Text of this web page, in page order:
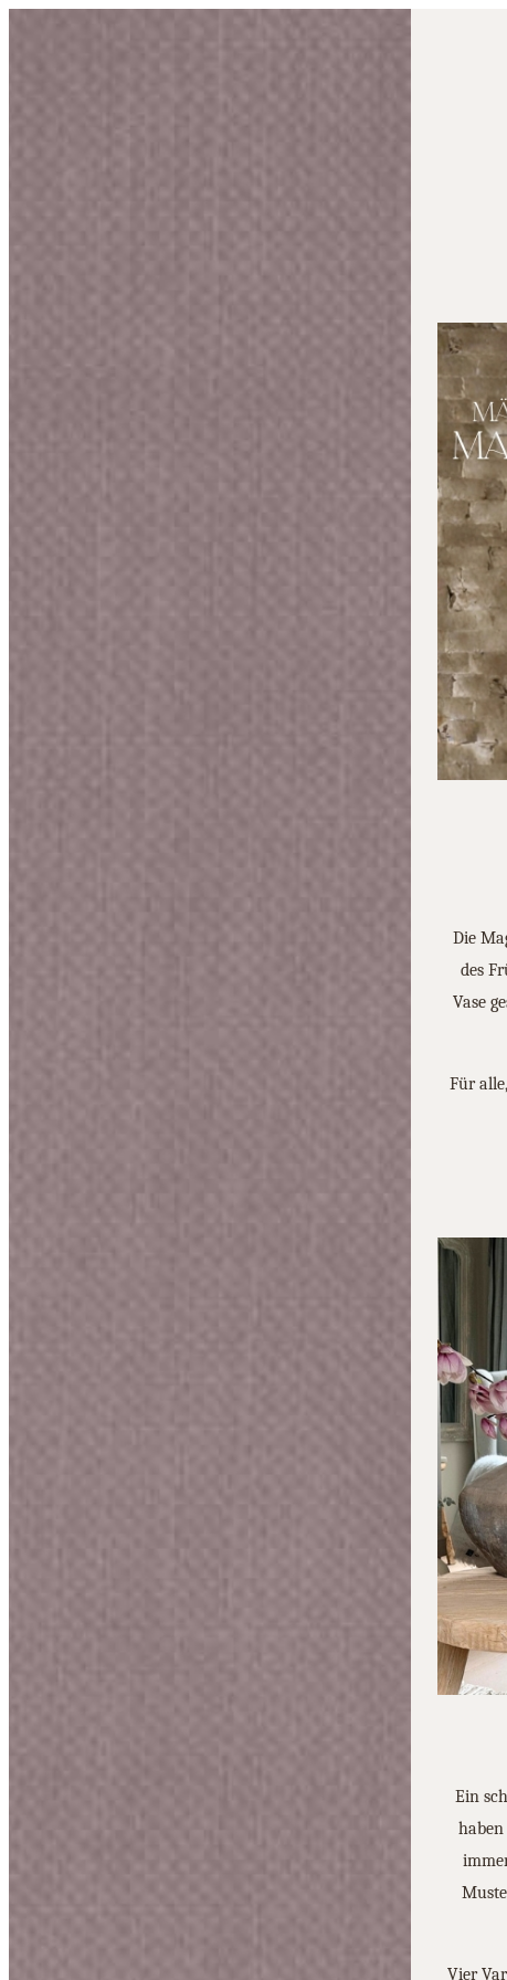
Die
des
Vase
Für
Ein
Vier